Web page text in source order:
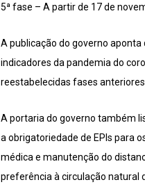
5ª fase – A partir de 17 de
A publicação do governo
indicadores da pandemia do
reestabelecidas fases anteriores.
A portaria do governo também
a obrigatoriedade de EPIs para
médica e manutenção do
preferência à circulação natural